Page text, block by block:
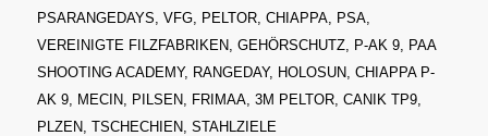
PSARANGEDAYS VFG, PELTOR, CHIAPPA, PSA,
VEREINIGTE FILZFABRIKEN, GEHÖRSCHUTZ, P-AK 9, PAA
SHOOTING ACADEMY, RANGEDAY, HOLOSUN, CHIAPPA P-
AK 9, MECIN, PILSEN, FRIMAA, 3M PELTOR, CANIK TP9,
PLZEN, TSCHECHIEN, STAHLZIELE